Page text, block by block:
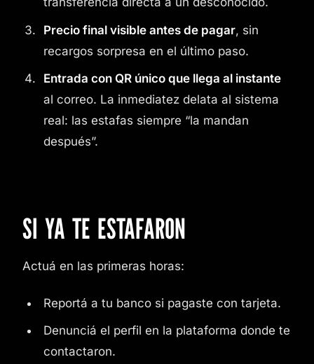
Precio final visible antes de pagar, sin
recargos sorpresa en el último paso.
Entrada con QR único que llega al instante
al correo. La inmediatez delata al sistema
real: las estafas siempre “la mandan
después”.
SI YA TE ESTAFARON
Actuá en las primeras horas:
Reportá a tu banco si pagaste con tarjeta.
Denunciá el perfil en la plataforma donde te
contactaron.